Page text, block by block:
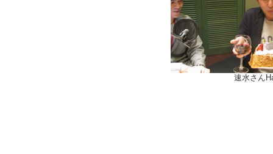
速水さんHappy